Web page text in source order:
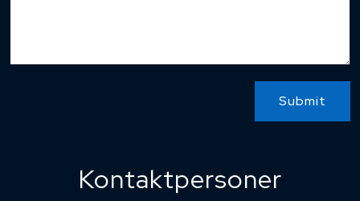
Submit
Kontaktpersoner